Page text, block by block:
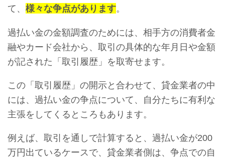
て、 様々な争点があります。
過払い金の金額調査のためには、相手方の消費者金
融やカード会社から、取引の具体的な年月日や金額
が記された「取引履歴」を取寄せます。
この「取引履歴」の開示と合わせて、貸金業者の中
には、過払い金の争点について、自分たちに有利な
主張をしてくるところもあります。
例えば、取引を通しで計算すると、過払い金が200
万円出ているケースで、貸金業者側は、争点での自